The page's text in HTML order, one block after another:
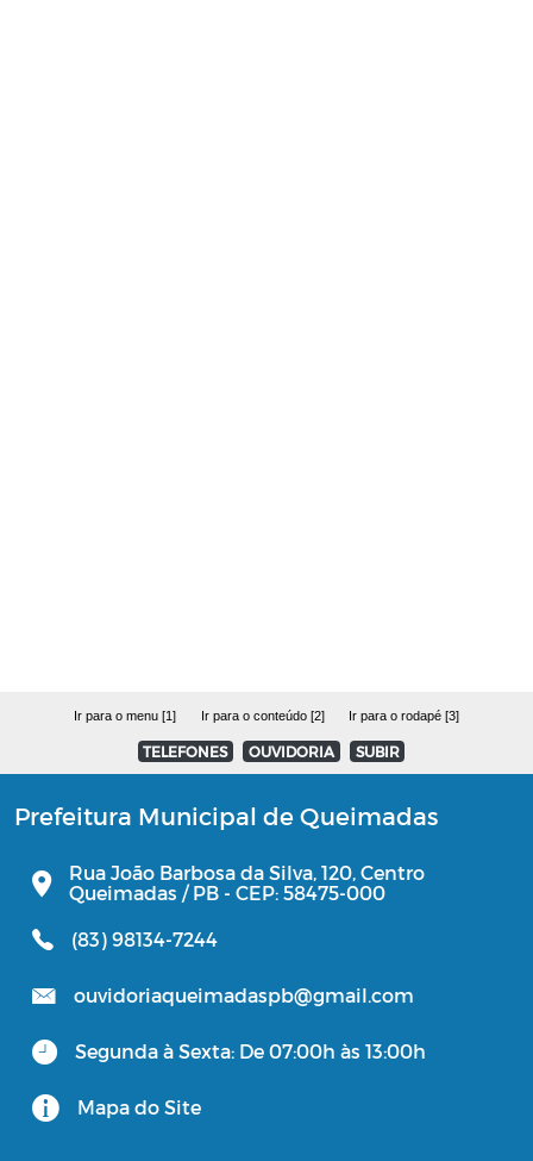
Gerenciamento de Frotas e Máquinas
Processo Seletivo
Consulta Pública Virtual - PPA e LOA
Ir para o menu [1] Ir para o conteúdo [2] Ir para o rodapé [3]
TELEFONES OUVIDORIA SUBIR
Prefeitura Municipal de Queimadas
Rua João Barbosa da Silva, 120, Centro
Queimadas / PB - CEP: 58475-000
(83) 98134-7244
ouvidoriaqueimadaspb@gmail.com
Segunda à Sexta: De 07:00h às 13:00h
Mapa do Site